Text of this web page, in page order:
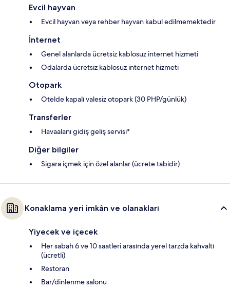
Evcil hayvan
Evcil hayvan veya rehber hayvan kabul edilmemektedir
İnternet
Genel alanlarda ücretsiz kablosuz internet hizmeti
Odalarda ücretsiz kablosuz internet hizmeti
Otopark
Otelde kapalı valesiz otopark (30 PHP/günlük)
Transferler
Havaalanı gidiş geliş servisi*
Diğer bilgiler
Sigara içmek için özel alanlar (ücrete tabidir)
Konaklama yeri imkân ve olanakları
Yiyecek ve içecek
Her sabah 6 ve 10 saatleri arasında yerel tarzda kahvaltı
(ücretli)
Restoran
Bar/dinlenme salonu